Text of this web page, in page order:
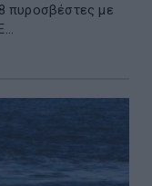
πυροσβέστες με